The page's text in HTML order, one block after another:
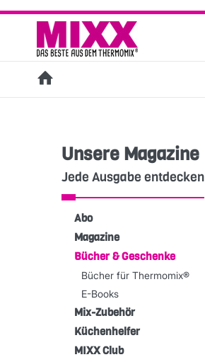
Unsere Magazine
Jede Ausgabe entdecken
Abo
Magazine
Bücher & Geschenke
Bücher für Thermomix®
E-Books
Mix-Zubehör
Küchenhelfer
MIXX Club